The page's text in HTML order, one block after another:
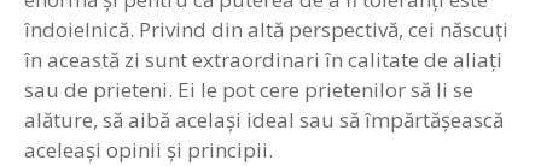
îndoielnică. Privind din altă perspectivă, cei născuţi
în această zi sunt extraordinari în calitate de aliaţi
sau de prieteni. Ei le pot cere prietenilor să li se
alăture, să aibă acelaşi ideal sau să împărtăşească
aceleaşi opinii şi principii.